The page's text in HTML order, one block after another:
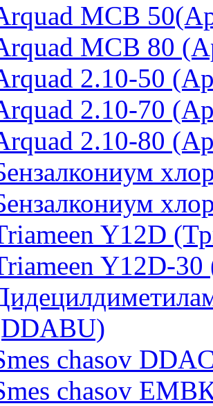
MCB
MCB 80
2.10-50
2.10-70
2.10-80
Y12D
Y12D-
chasov
chasov